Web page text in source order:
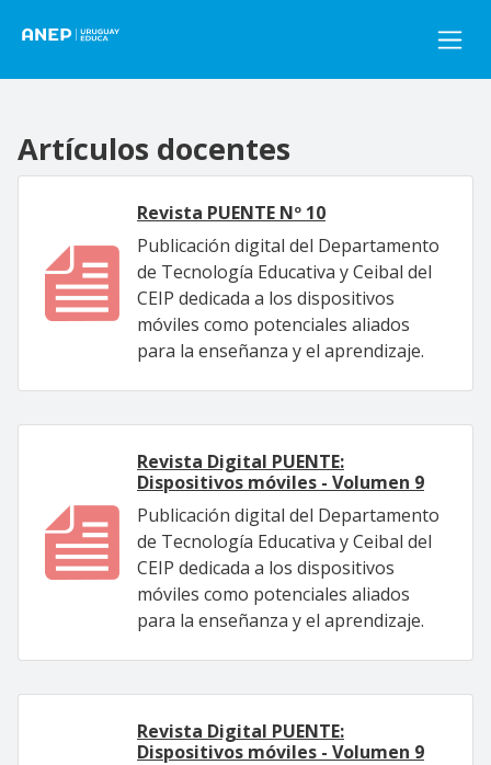
Artículos docentes
Revista PUENTE Nº 10
Publicación digital del Departamento
de Tecnología Educativa y Ceibal del
CEIP dedicada a los dispositivos
móviles como potenciales aliados
para la enseñanza y el aprendizaje.
Revista Digital PUENTE:
Dispositivos móviles - Volumen 9
Publicación digital del Departamento
de Tecnología Educativa y Ceibal del
CEIP dedicada a los dispositivos
móviles como potenciales aliados
para la enseñanza y el aprendizaje.
Revista Digital PUENTE:
Dispositivos móviles - Volumen 9